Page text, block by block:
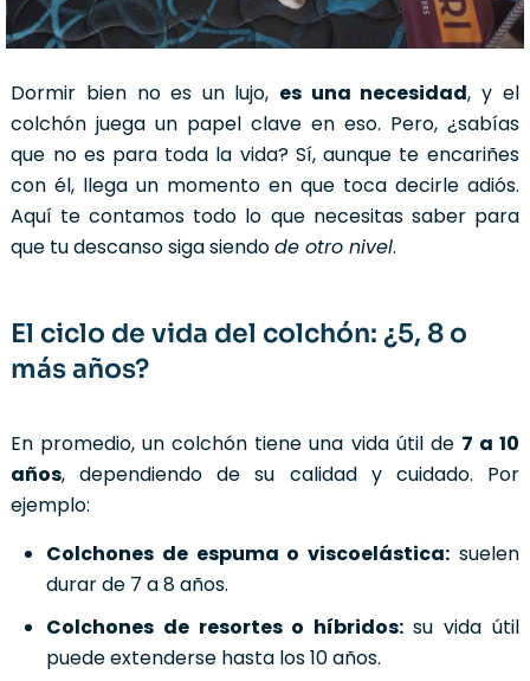
Dormir bien no es un lujo, es una necesidad, y el
colchón juega un papel clave en eso. Pero, ¿sabías
que no es para toda la vida? Sí, aunque te encariñes
con él, llega un momento en que toca decirle adiós.
Aquí te contamos todo lo que necesitas saber para
que tu descanso siga siendode otro nivel.
El ciclo de vida del colchón: ¿5, 8 o
más años?
En promedio, un colchón tiene una vida útil de 7 a 10
años, dependiendo de su calidad y cuidado. Por
ejemplo:
Colchones de espuma o viscoelástica:suelen
durar de 7 a 8 años.
Colchones de resortes o híbridos:su vida útil
puede extenderse hasta los 10 años.